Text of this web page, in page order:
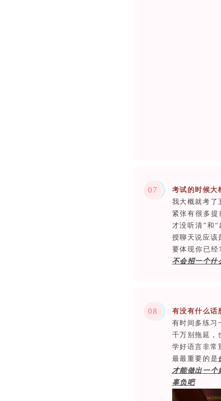
07
考试的时候大
我大概就考了
紧张有很多
才没听清”和
授聊天说应该
要体现你已
不会招一个什
08
有没有什么话
有时间多练习
千万别拖延，
学好语言非常
最最重要的是
才能做出一个
辜负吧